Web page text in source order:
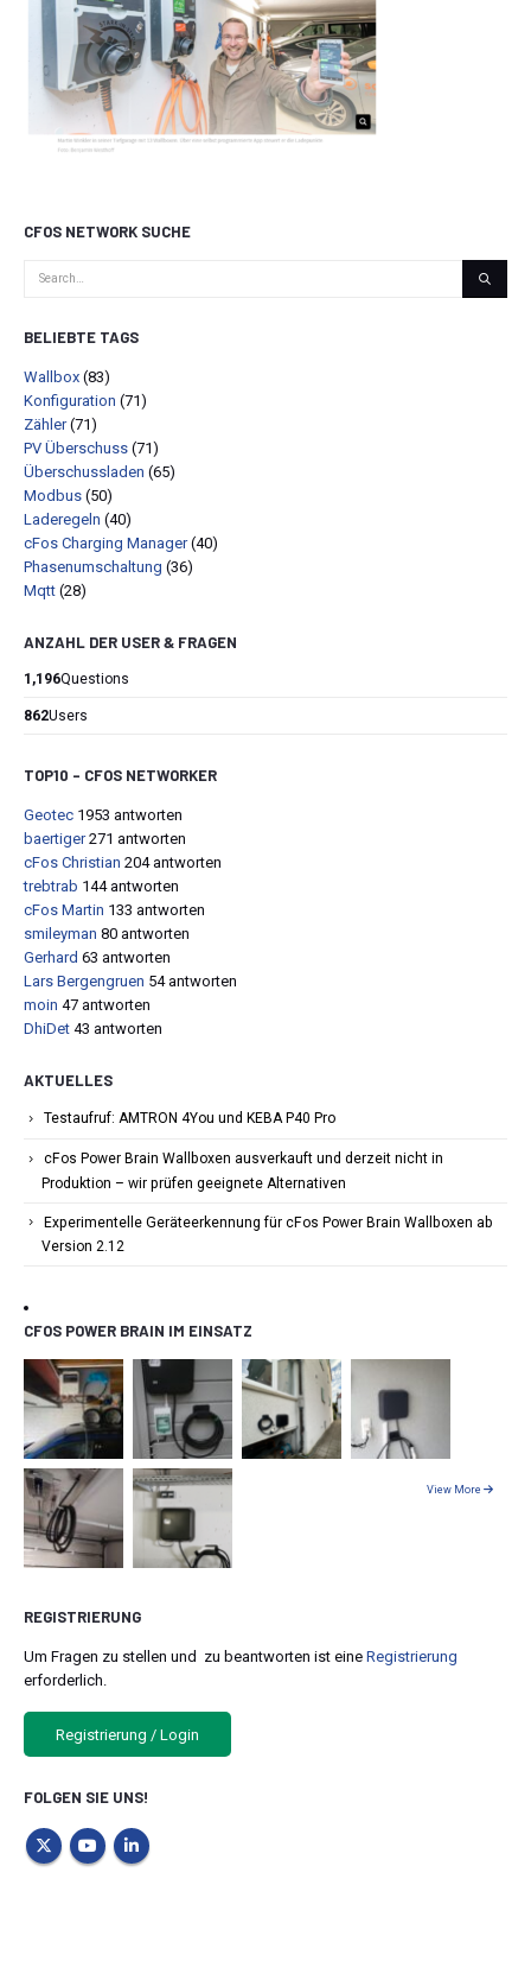
CFOS NETWORK SUCHE
BELIEBTE TAGS
Wallbox (83)
Konfiguration (71)
Zähler (71)
PV Überschuss (71)
Überschussladen (65)
Modbus (50)
Laderegeln (40)
cFos Charging Manager (40)
Phasenumschaltung (36)
Mqtt (28)
ANZAHL DER USER & FRAGEN
1,196Questions
862Users
TOP10 – CFOS NETWORKER
Geotec 1953 antworten
baertiger 271 antworten
cFos Christian 204 antworten
trebtrab 144 antworten
cFos Martin 133 antworten
smileyman 80 antworten
Gerhard 63 antworten
Lars Bergengruen 54 antworten
moin 47 antworten
DhiDet 43 antworten
AKTUELLES
Testaufruf: AMTRON 4You und KEBA P40 Pro
cFos Power Brain Wallboxen ausverkauft und derzeit nicht in
Produktion – wir prüfen geeignete Alternativen
Experimentelle Geräteerkennung für cFos Power Brain Wallboxen ab
Version 2.12
CFOS POWER BRAIN IM EINSATZ
View More
REGISTRIERUNG
Um Fragen zu stellen und zu beantworten ist eine Registrierung
erforderlich.
Registrierung / Login
FOLGEN SIE UNS!